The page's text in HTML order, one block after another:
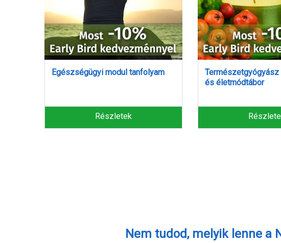
Természetgyógyász alapmodul
Részletek
Alap csomag – két
Nem tudod, melyik lenne a